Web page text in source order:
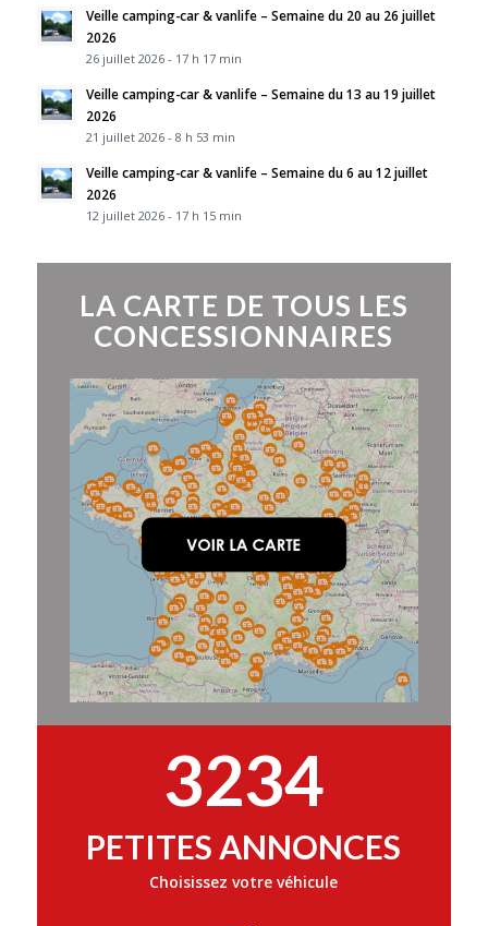
Veille camping-car & vanlife – Semaine du 20 au 26 juillet
2026
26 juillet 2026 - 17 h 17 min
Veille camping-car & vanlife – Semaine du 13 au 19 juillet
2026
21 juillet 2026 - 8 h 53 min
Veille camping-car & vanlife – Semaine du 6 au 12 juillet
2026
12 juillet 2026 - 17 h 15 min
LA CARTE DE TOUS LES
CONCESSIONNAIRES
3234
PETITES ANNONCES
Choisissez votre véhicule